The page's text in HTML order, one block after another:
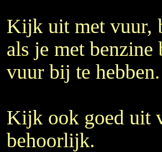
Kijk uit met vuur,
als je met
vuur bij te hebben.
Kijk ook goed uit
behoorlijk.